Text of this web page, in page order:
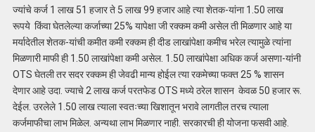
ज्यांचे कर्ज 1 लाख 51 हजार ते 5 लाख 99 हजार आहे त्या शेतक-यांना 1.50 लाख
रूपये किंवा घेतलेल्या कर्जाच्या 25% यापेक्षा जी रक्कम कमी असेल ती मिळणार आहे या
मर्यादेतील शेतक-यांची कमीत कमी रक्कम ही दीड लाखांपेक्षा कमीच भरेल त्यामुळे त्यांना
मिळणारी माफी ही 1.50 लाखांपेक्षा कमी असेल. 1.50 लाखांपेक्षा अधिक कर्ज असणा-यांनी
OTS घेतली तर सदर रक्कम ही जेवढी मान्य होईल त्या रकमेच्या फक्त 25 % शासन
देणार आहे उदा. ज्याचे 2 लाख कर्ज परतफेड OTS मध्ये ठरेल शासन केवळ 50 हजार रू.
देईल. उरलेले 1.50 लाख त्याला स्वतःच्या खिशातून भरावे लागतील तरच त्याला
कर्जमाफीचा लाभ मिळेल. अन्यथा लाभ मिळणार नाही. सरकारची ही योजना फसवी आहे.